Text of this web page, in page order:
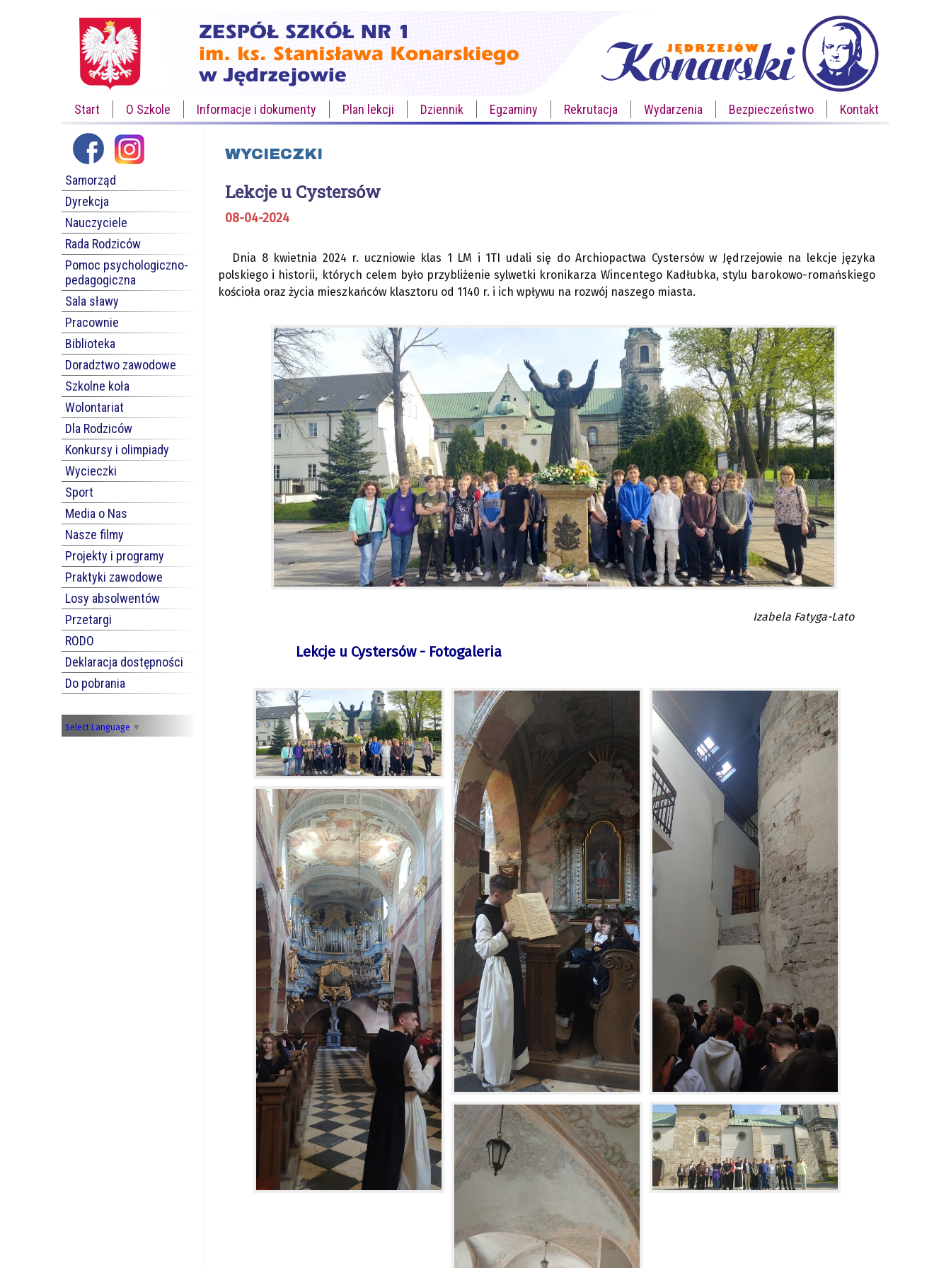
Start O Szkole Informacje i dokumenty Plan lekcji Dziennik Egzaminy Rekrutacja Wydarzenia Bezpieczeństwo Kontakt
Samorząd
Dyrekcja
Nauczyciele
Rada Rodziców
Pomoc psychologiczno-
pedagogiczna
Sala sławy
Pracownie
Biblioteka
Doradztwo zawodowe
Szkolne koła
Wolontariat
Dla Rodziców
Konkursy i olimpiady
Wycieczki
Sport
Media o Nas
Nasze filmy
Projekty i programy
Praktyki zawodowe
Losy absolwentów
Przetargi
RODO
Deklaracja dostępności
Do pobrania
Select Language ▼
WYCIECZKI
Lekcje u Cystersów
08-04-2024
Dnia 8 kwietnia 2024 r. uczniowie klas 1 LM i 1TI udali się do Archiopactwa Cystersów w Jędrzejowie na lekcje języka
polskiego i historii, których celem było przybliżenie sylwetki kronikarza Wincentego Kadłubka, stylu barokowo-romańskiego
kościoła oraz życia mieszkańców klasztoru od 1140 r. i ich wpływu na rozwój naszego miasta.
Izabela Fatyga-Lato
Lekcje u Cystersów - Fotogaleria